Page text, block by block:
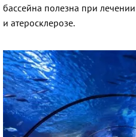
бассейна полезна при
и атеросклерозе.